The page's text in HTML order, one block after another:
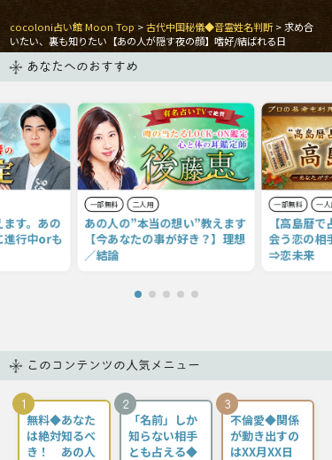
cocoloni占い館 Moon Top >古代中国秘儀◆音霊姓名判断> 求め合
いたい、裏も知りたい【あの人が隠す夜の顔】嗜好/結ばれる日
あなたへのおすすめ
す。あの
進行中orも
一部無料 二人用
あの人の”本当の想い”教えます
【今あなたの事が好き？】理想
／結論
一部無料 一人用
【高島暦
会う恋の相
⇒恋未来
このコンテンツの人気メニュー
1
無料◆あなた
は絶対知るべ
き！ あの人
2
「名前」しか
知らない相手
とも占える◆
3
不倫愛◆関係
が動き出すの
はXX月XX日